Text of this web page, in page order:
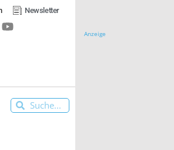
Newsletter
Anzeige